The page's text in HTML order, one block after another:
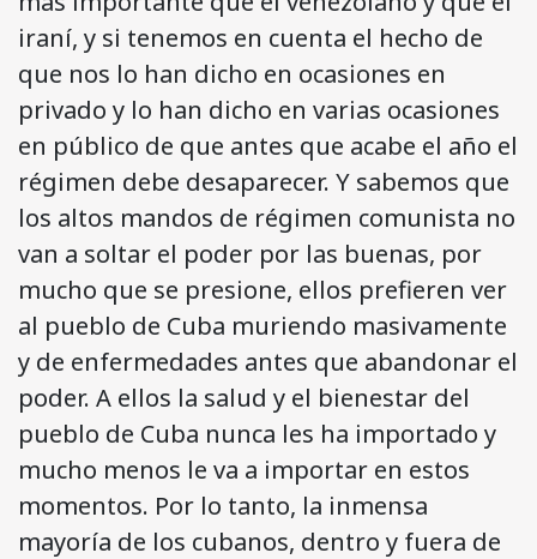
iraní, y si tenemos en cuenta el hecho de
que nos lo han dicho en ocasiones en
privado y lo han dicho en varias ocasiones
en público de que antes que acabe el año el
régimen debe desaparecer. Y sabemos que
los altos mandos de régimen comunista no
van a soltar el poder por las buenas, por
mucho que se presione, ellos prefieren ver
al pueblo de Cuba muriendo masivamente
y de enfermedades antes que abandonar el
poder. A ellos la salud y el bienestar del
pueblo de Cuba nunca les ha importado y
mucho menos le va a importar en estos
momentos. Por lo tanto, la inmensa
mayoría de los cubanos, dentro y fuera de